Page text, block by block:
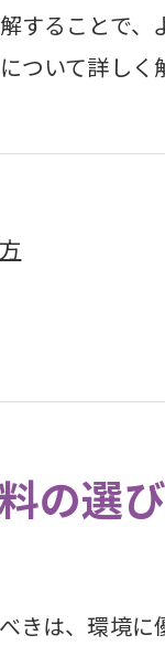
することで、
いて詳しく
の選
きは、環境に